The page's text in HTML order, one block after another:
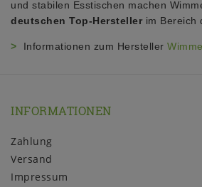
und stabilen Esstischen machen
deutschen Top-Hersteller im Bereich
> Informationen zum Hersteller
INFORMATIONEN
Zahlung
Versand
Impressum